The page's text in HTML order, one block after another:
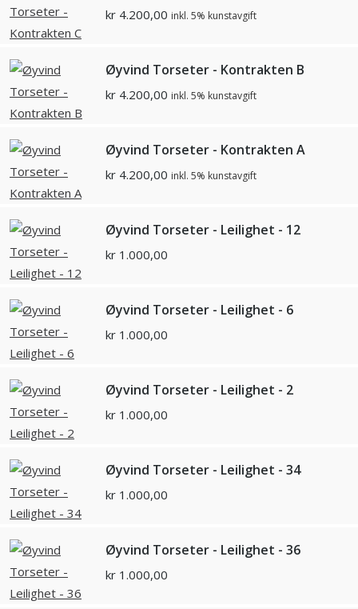
kr 4.200,00 inkl. 5% kunstavgift
Øyvind Torseter - Kontrakten B
kr 4.200,00 inkl. 5% kunstavgift
Øyvind Torseter - Kontrakten A
kr 4.200,00 inkl. 5% kunstavgift
Øyvind Torseter - Leilighet - 12
kr 1.000,00
Øyvind Torseter - Leilighet - 6
kr 1.000,00
Øyvind Torseter - Leilighet - 2
kr 1.000,00
Øyvind Torseter - Leilighet - 34
kr 1.000,00
Øyvind Torseter - Leilighet - 36
kr 1.000,00